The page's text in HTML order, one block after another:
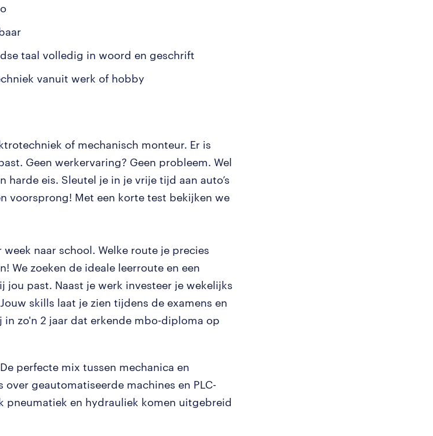
taal volledig in woord en geschrift
vanuit werk of hobby
of mechanisch monteur. Er is
Geen werkervaring? Geen probleem. Wel
harde eis. Sleutel je in je vrije tijd aan auto’s
voorsprong! Met een korte test bekijken we
naar school. Welke route je precies
We zoeken de ideale leerroute en een
past. Naast je werk investeer je wekelijks
skills laat je zien tijdens de examens en
zo'n 2 jaar dat erkende mbo-diploma op
perfecte mix tussen mechanica en
over geautomatiseerde machines en PLC-
pneumatiek en hydrauliek komen uitgebreid